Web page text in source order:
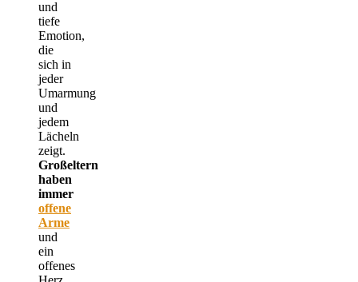
und
tiefe
Emotion,
die
sich in
jeder
Umarmung
und
jedem
Lächeln
zeigt.
Großeltern
haben
immer
offene
Arme
und
ein
offenes